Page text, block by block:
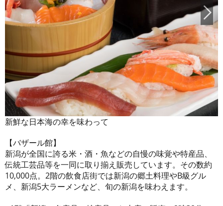
新鮮な日本海の幸を味わって
【バザール館】
新潟が全国に誇る米・酒・魚などの自慢の味覚や特産品、
伝統工芸品等を一同に取り揃え販売しています。その数約
10,000点。2階の飲食店街では新潟の郷土料理やB級グル
メ、新潟5大ラーメンなど、旬の新潟を味わえます。